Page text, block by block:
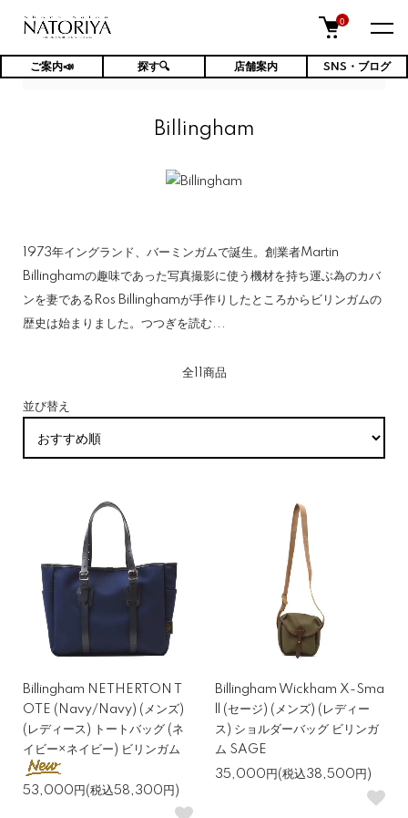
0
ご案内📣 探す🔍 店舗案内 SNS・ブログ
TOP
Billingham
1973年イングランド、バーミンガムで誕生。創業者Martin
Billinghamの趣味であった写真撮影に使う機材を持ち運ぶ為のカバ
ンを妻であるRos Billinghamが手作りしたところからビリンガムの
歴史は始まりました。 つつぎを読む...
全11商品
並び替え
Billingham NETHERTON T
OTE (Navy/Navy) (メンズ)
(レディース) トートバッグ (ネ
イビー×ネイビー) ビリンガム
53,000円(税込58,300円)
Billingham Wickham X-Sma
ll (セージ) (メンズ) (レディー
ス) ショルダーバッグ ビリンガ
ム SAGE
35,000円(税込38,500円)